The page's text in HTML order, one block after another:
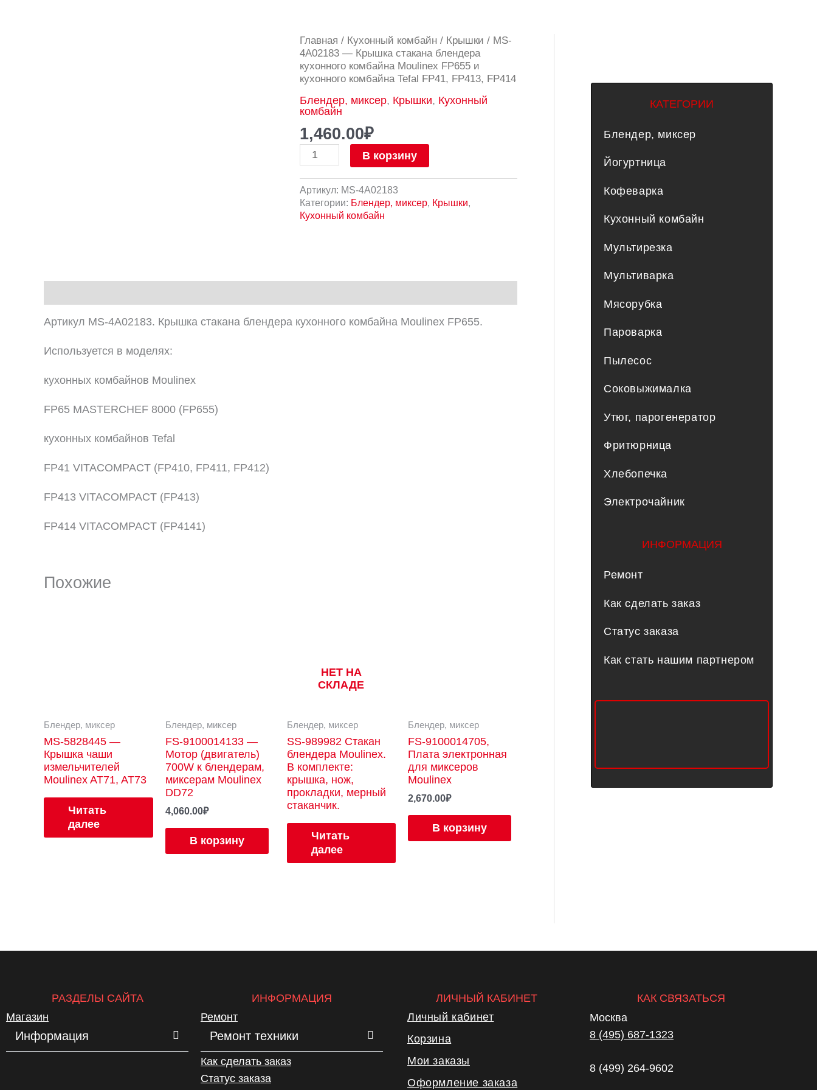
Главная / Кухонный комбайн/ Крышки / MS-
4A02183 — Крышка стакана блендера
кухонного комбайна Moulinex FP655 и
кухонного комбайна Tefal FP41, FP413, FP414
Блендер, миксер, Крышки, Кухонный
комбайн
1,460.00₽
Количество
товара
MS-
4A02183
Крышка
стакана
блендера
кухонного
комбайна
Moulinex
FP655
и
кухонного
комбайна
В корзину
Артикул: MS-4A02183
Категории: Блендер, миксер, Крышки,
Кухонный комбайн
Артикул MS-4A02183. Крышка стакана блендера кухонного комбайна Moulinex FP655.
Используется в моделях:
кухонных комбайнов Moulinex
FP65 MASTERCHEF 8000 (FP655)
кухонных комбайнов Tefal
FP41 VITACOMPACT (FP410, FP411, FP412)
FP413 VITACOMPACT (FP413)
FP414 VITACOMPACT (FP4141)
Похожие
Блендер, миксер
MS-5828445 —
Крышка чаши
измельчителей
Moulinex AT71, AT73
Читать
далее
Блендер, миксер
FS-9100014133 —
Мотор (двигатель)
700W к блендерам,
миксерам Moulinex
DD72
4,060.00₽
В корзину
НЕТ НА
СКЛАДЕ
Блендер, миксер
SS-989982 Стакан
блендера Moulinex.
В комплекте:
крышка, нож,
прокладки, мерный
стаканчик.
Читать
далее
Блендер, миксер
FS-9100014705,
Плата электронная
для миксеров
Moulinex
2,670.00₽
В корзину
КАТЕГОРИИ
Блендер, миксер
Йогуртница
Кофеварка
Кухонный комбайн
Мультирезка
Мультиварка
Мясорубка
Пароварка
Пылесос
Соковыжималка
Утюг, парогенератор
Фритюрница
Хлебопечка
Электрочайник
ИНФОРМАЦИЯ
Ремонт
Как сделать заказ
Статус заказа
Как стать нашим партнером
РАЗДЕЛЫ САЙТА
Магазин
Информация
ИНФОРМАЦИЯ
Ремонт
Ремонт техники
Как сделать заказ
Статус заказа
ЛИЧНЫЙ КАБИНЕТ
Личный кабинет
Корзина
Мои заказы
Оформление заказа
КАК СВЯЗАТЬСЯ
Москва
8 (495) 687-1323
8 (499) 264-9602